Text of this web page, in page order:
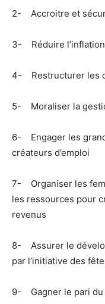
2- Accroitre et
3- Réduire l’inflation
4- Restructurer les
5- Moraliser la
6- Engager les
créateurs d’emploi
7- Organiser les
les ressources pour
revenus
8- Assurer le
par l’initiative des
9- Gagner le pari du